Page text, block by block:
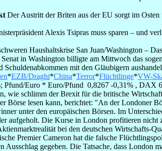
Der Austritt der Briten aus der EU sorgt im
Alexis Tsipras muss sparen – und
Haushaltskrise San Juan/Washington –
in Washington billigte am Mittwoch das
mit den Gläubigern
*EZB/Draghi*China*Terror*Flüchtlinge*VW-
Pfund/Euro * Euro/Pfund 0,8267 -0,31% ,
wie schlimm der Brexit für die britische
Börse lesen kann, berichtet: "An der Londoner
unter den europäischen Börsen. Im
aufgeholt. Die Kurse in London profitieren
bei den deutschen Wirtschafts-
Premier Cameron hat die falsche
gegeben. Die Tatsache, dass London